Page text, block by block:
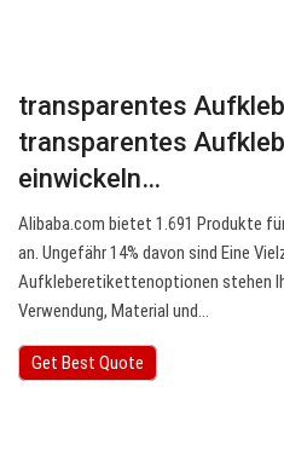
transparentes
transparentes
einwickeln…
Alibaba.com bietet 1.691 Produkte
an. Ungefähr 14% davon sind Eine
Aufkleberetikettenoptionen stehen
Verwendung, Material und…
Get Best Quote